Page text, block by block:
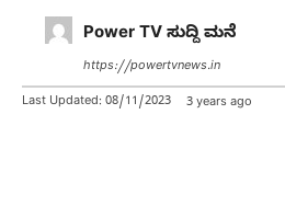
Power TV ಸುದ್ದಿ ಮನೆ
https://powertvnews.in
Last Updated: 08/11/2023 3 years ago